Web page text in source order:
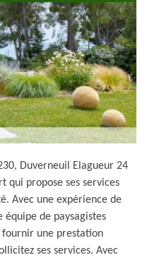
Duverneuil Elagueur 24
qui propose ses services
Avec une expérience de
équipe de paysagistes
fournir une prestation
ses services. Avec